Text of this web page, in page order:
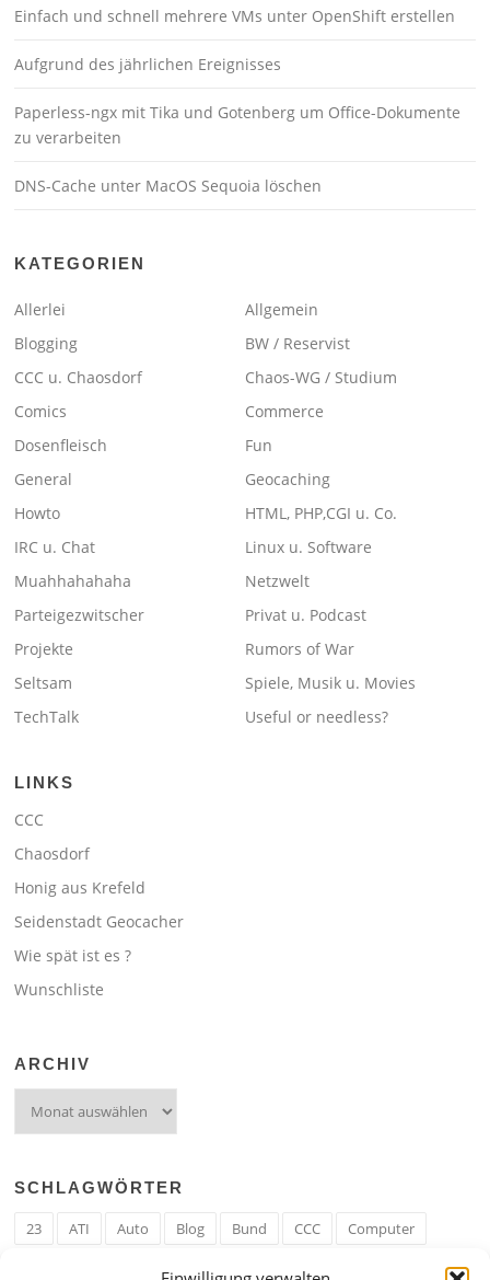
Einfach und schnell mehrere VMs unter OpenShift erstellen
Aufgrund des jährlichen Ereignisses
Paperless-ngx mit Tika und Gotenberg um Office-Dokumente
zu verarbeiten
DNS-Cache unter MacOS Sequoia löschen
KATEGORIEN
Allerlei
Allgemein
Blogging
BW / Reservist
CCC u. Chaosdorf
Chaos-WG / Studium
Comics
Commerce
Dosenfleisch
Fun
General
Geocaching
Howto
HTML, PHP,CGI u. Co.
IRC u. Chat
Linux u. Software
Muahhahahaha
Netzwelt
Parteigezwitscher
Privat u. Podcast
Projekte
Rumors of War
Seltsam
Spiele, Musik u. Movies
TechTalk
Useful or needless?
LINKS
CCC
Chaosdorf
Honig aus Krefeld
Seidenstadt Geocacher
Wie spät ist es ?
Wunschliste
ARCHIV
SCHLAGWÖRTER
23 ATI Auto Blog Bund CCC
Computer